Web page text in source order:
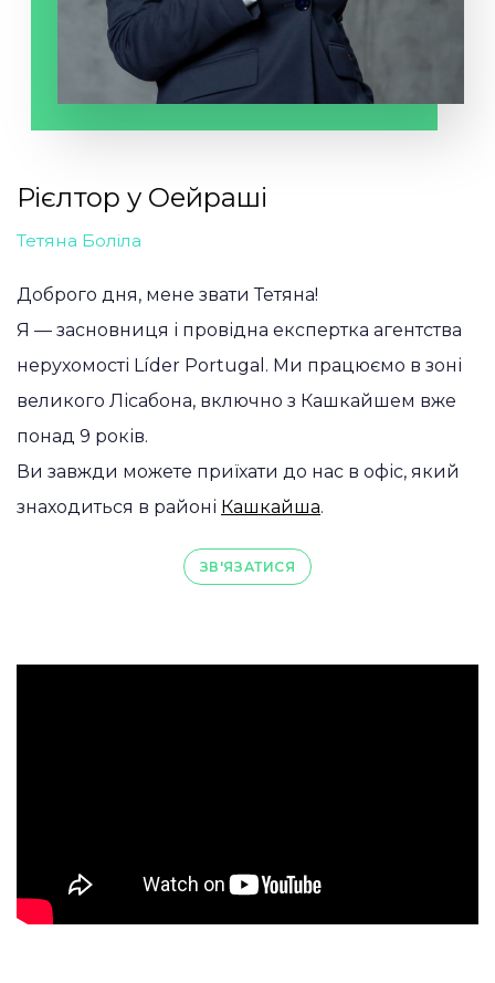
Рієлтор у Оейраші
Тетяна Боліла
Доброго дня, мене звати Тетяна!
Я — засновниця і провідна експертка агентства
нерухомості Líder Portugal. Ми працюємо в зоні
великого Лісабона, включно з Кашкайшем вже
понад 9 років.
Ви завжди можете приїхати до нас в офіс, який
знаходиться в районі Кашкайша.
ЗВ'ЯЗАТИСЯ